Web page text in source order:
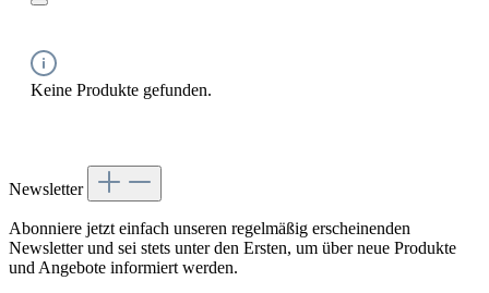
Keine Produkte gefunden.
Newsletter
Abonniere jetzt einfach unseren regelmäßig erscheinenden
Newsletter und sei stets unter den Ersten, um über neue Produkte
und Angebote informiert werden.